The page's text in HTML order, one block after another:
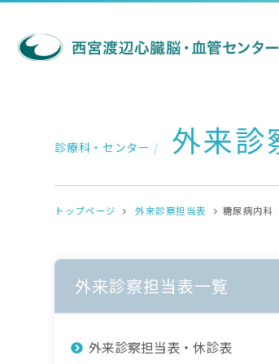
診療科・センター / 外来診
トップページ 外来診察担当表 糖尿病内科
外来診察担当表一覧
外来診察担当表・休診表